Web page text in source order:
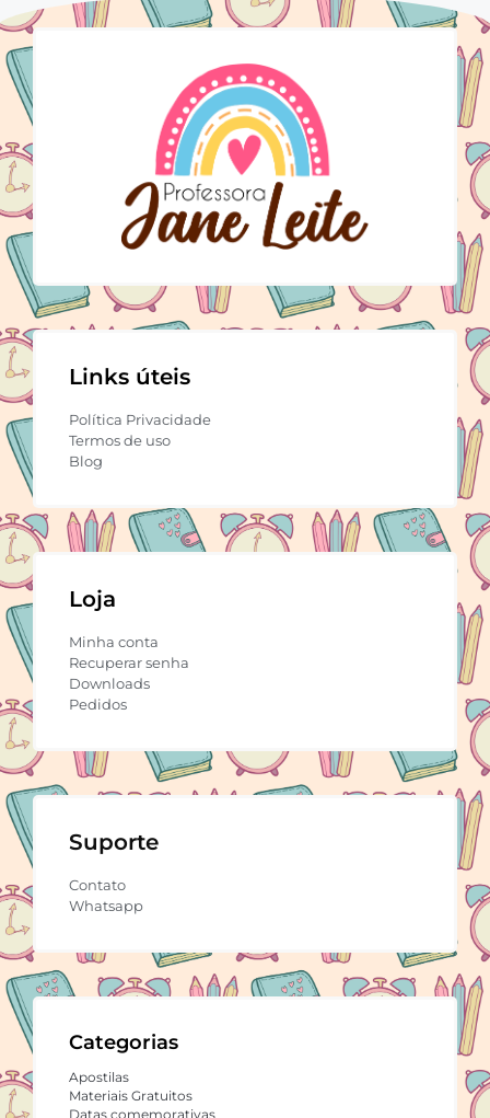
Links úteis
Política Privacidade
Termos de uso
Blog
Loja
Minha conta
Recuperar senha
Downloads
Pedidos
Suporte
Contato
Whatsapp
Categorias
Apostilas
Materiais Gratuitos
Datas comemorativas